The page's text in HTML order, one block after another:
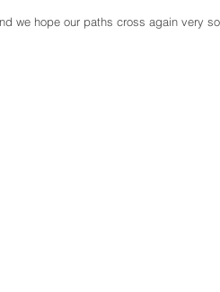
we hope our paths cross again very